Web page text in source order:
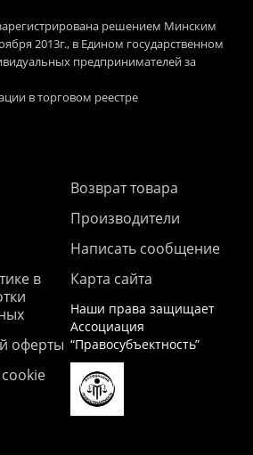
решением Минским
2013г., в Едином государственном
предпринимателей за
в торговом реестре
в
оферты
Возврат товара
Производители
Написать сообщение
Карта сайта
Наши права защищает
Ассоциация
“Правосубъектность”